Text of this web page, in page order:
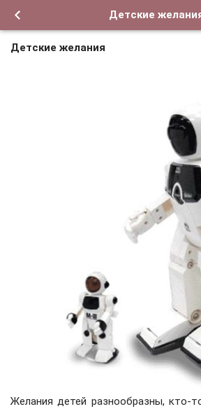
Детские
Детские желания
Желания детей разнообразны, кто-